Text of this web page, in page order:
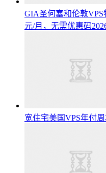
GIA圣何塞和伦敦VPS
元/月，无需优惠码
宽住宅美国VPS年付